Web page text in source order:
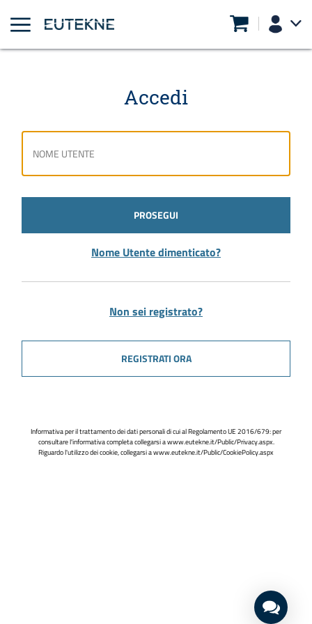
Accedi
PROSEGUI
Nome Utente dimenticato?
Non sei registrato?
REGISTRATI ORA
Informativa per il trattamento dei dati personali di cui al Regolamento UE 2016/679: per
consultare l'informativa completa collegarsi awww.eutekne.it/Public/Privacy.aspx.
Riguardo l'utilizzo dei cookie, collegarsi awww.eutekne.it/Public/CookiePolicy.aspx